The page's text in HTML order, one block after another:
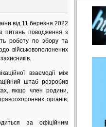
від 11 березня 2022
питань поводження з
роботу по збору та
військовополонених
взаємодії між
штаб розробив
якщо член родини,
органів,
за офіційним